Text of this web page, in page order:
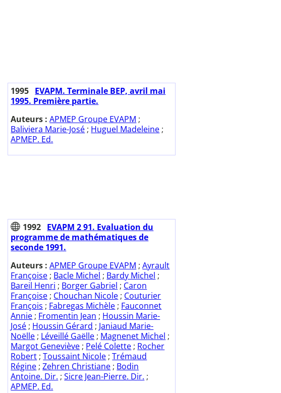
1995 EVAPM. Terminale BEP, avril mai
1995. Première partie.
Auteurs :APMEP Groupe EVAPM ;
Baliviera Marie-José ; Huguel Madeleine ;
APMEP. Ed.
1992 EVAPM 2 91. Evaluation du
programme de mathématiques de
seconde 1991.
Auteurs :APMEP Groupe EVAPM ;Ayrault
Françoise ; Bacle Michel ; Bardy Michel ;
Bareil Henri ; Borger Gabriel ; Caron
Françoise ; Chouchan Nicole ; Couturier
François ; Fabregas Michèle ; Fauconnet
Annie ; Fromentin Jean ; Houssin Marie-
José ; Houssin Gérard ; Janiaud Marie-
Noëlle ; Léveillé Gaëlle ; Magnenet Michel ;
Margot Geneviève ; Pelé Colette ; Rocher
Robert ;Toussaint Nicole ;Trémaud
Régine ;Zehren Christiane ; Bodin
Antoine. Dir. ;Sicre Jean-Pierre. Dir. ;
APMEP. Ed.